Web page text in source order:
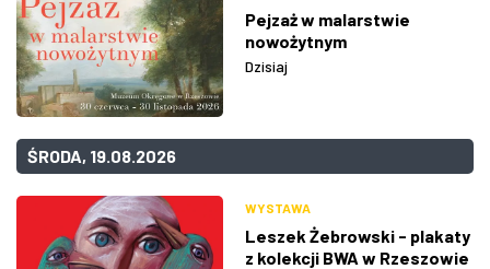
Pejzaż w malarstwie
nowożytnym
Dzisiaj
ŚRODA, 19.08.2026
WYSTAWA
Leszek Żebrowski - plakaty
z kolekcji BWA w Rzeszowie